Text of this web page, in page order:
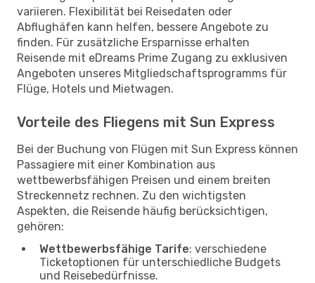
variieren. Flexibilität bei Reisedaten oder
Abflughäfen kann helfen, bessere Angebote zu
finden. Für zusätzliche Ersparnisse erhalten
Reisende mit eDreams Prime Zugang zu exklusiven
Angeboten unseres Mitgliedschaftsprogramms für
Flüge, Hotels und Mietwagen.
Vorteile des Fliegens mit Sun Express
Bei der Buchung von Flügen mit Sun Express können
Passagiere mit einer Kombination aus
wettbewerbsfähigen Preisen und einem breiten
Streckennetz rechnen. Zu den wichtigsten
Aspekten, die Reisende häufig berücksichtigen,
gehören:
Wettbewerbsfähige Tarife: verschiedene
Ticketoptionen für unterschiedliche Budgets
und Reisebedürfnisse.